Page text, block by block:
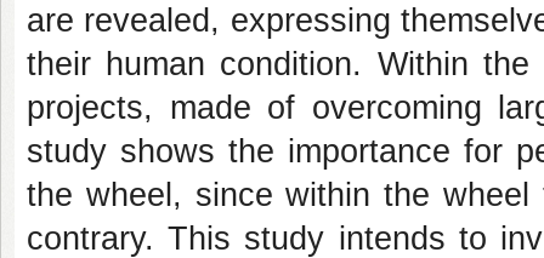
are revealed, expressing
their human condition. Within
projects, made of overcoming
study shows the importance for
the wheel, since within the
contrary. This study intends to